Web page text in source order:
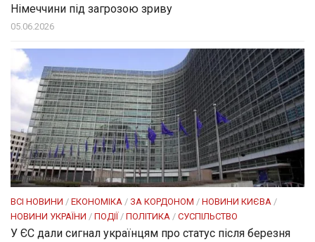
Німеччини під загрозою зриву
05.06.2026
ВСІ НОВИНИ / ЕКОНОМІКА / ЗА КОРДОНОМ / НОВИНИ КИЄВА /
НОВИНИ УКРАЇНИ / ПОДІЇ/ ПОЛІТИКА / СУСПІЛЬСТВО
У ЄС дали сигнал українцям про статус після березня